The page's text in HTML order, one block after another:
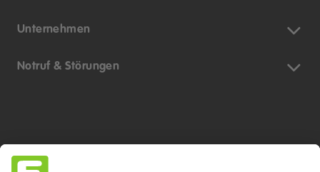
Unternehmen
Notruf & Störungen